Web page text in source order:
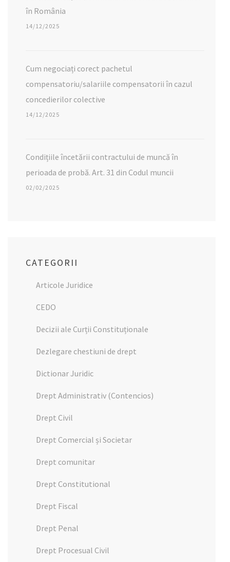
în România
14/12/2025
Cum negociați corect pachetul
compensatoriu/salariile compensatorii în cazul
concedierilor colective
14/12/2025
Condițiile încetării contractului de muncă în
perioada de probă. Art. 31 din Codul muncii
02/02/2025
CATEGORII
Articole Juridice
CEDO
Decizii ale Curții Constituționale
Dezlegare chestiuni de drept
Dictionar Juridic
Drept Administrativ (Contencios)
Drept Civil
Drept Comercial și Societar
Drept comunitar
Drept Constitutional
Drept Fiscal
Drept Penal
Drept Procesual Civil